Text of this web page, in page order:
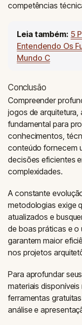
competências
Leia também: 5
Entendendo Os
Mundo C
Conclusão
Compreender
jogos de
fundamental para
conhecimentos,
conteúdo fornecem
decisões eficientes
complexidades.
A constante
metodologias exige
atualizados e
de boas práticas e o
garantem maior
nos projetos
Para aprofundar
materiais
ferramentas
análise e